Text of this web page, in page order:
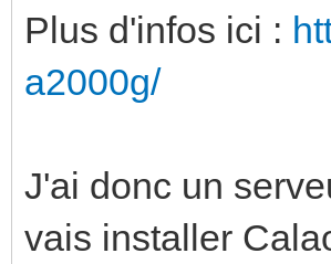
Plus d'infos ici :
a2000g/
J'ai donc un
vais installer